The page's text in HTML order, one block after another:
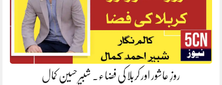
روزِ عاشور اور کربلا کی فضاء. شبیر حسین کمال